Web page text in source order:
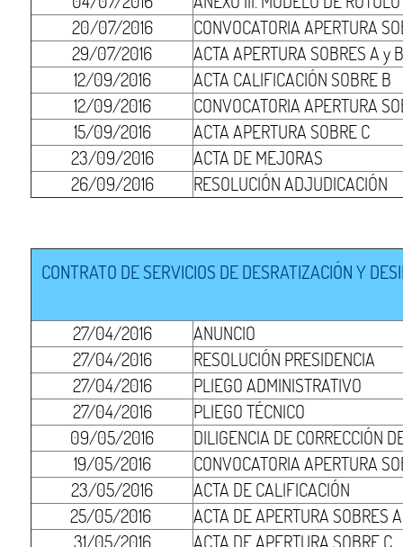
20/07/2016
CONVOCATORIA APERTURA
29/07/2016
ACTA APERTURA SOBRES A y
12/09/2016
ACTA CALIFICACIÓN SOBRE B
12/09/2016
CONVOCATORIA APERTURA
15/09/2016
ACTA APERTURA SOBRE C
23/09/2016
ACTA DE MEJORAS
26/09/2016
RESOLUCIÓN ADJUDICACIÓN
CONTRATO DE SERVICIOS DE DESRATIZACIÓN Y
27/04/2016
ANUNCIO
27/04/2016
RESOLUCIÓN PRESIDENCIA
27/04/2016
PLIEGO ADMINISTRATIVO
27/04/2016
PLIEGO TÉCNICO
09/05/2016
DILIGENCIA DE CORRECCIÓN
19/05/2016
CONVOCATORIA APERTURA
23/05/2016
ACTA DE CALIFICACIÓN
25/05/2016
ACTA DE APERTURA SOBRES
31/05/2016
ACTA DE APERTURA SOBRE C